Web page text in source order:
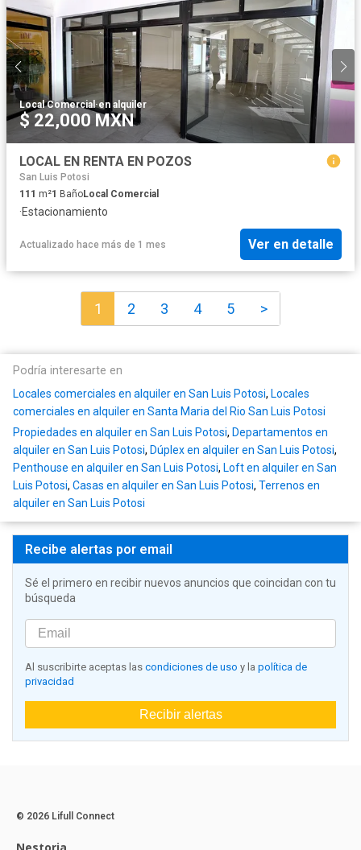
Local Comercial·en alquiler
$ 22,000 MXN
LOCAL EN RENTA EN POZOS
San Luis Potosi
111 m²1 BañoLocal Comercial
·Estacionamiento
Actualizado hace más de 1 mes Ver en detalle
1 2 3 4 5 >
Podría interesarte en
Locales comerciales en alquiler en San Luis Potosi, Locales
comerciales en alquiler en Santa Maria del Rio San Luis Potosi
Propiedades en alquiler en San Luis Potosi, Departamentos en
alquiler en San Luis Potosi, Dúplex en alquiler en San Luis Potosi,
Penthouse en alquiler en San Luis Potosi, Loft en alquiler en San
Luis Potosi, Casas en alquiler en San Luis Potosi, Terrenos en
alquiler en San Luis Potosi
Recibe alertas por email
Sé el primero en recibir nuevos anuncios que coincidan con tu
búsqueda
Al suscribirte aceptas las condiciones de uso y la política de
privacidad
Recibir alertas
© 2026 Lifull Connect